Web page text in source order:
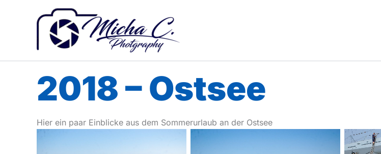
2018 – Ostsee
Hier ein paar Einblicke aus dem Sommerurlaub an der Ostsee